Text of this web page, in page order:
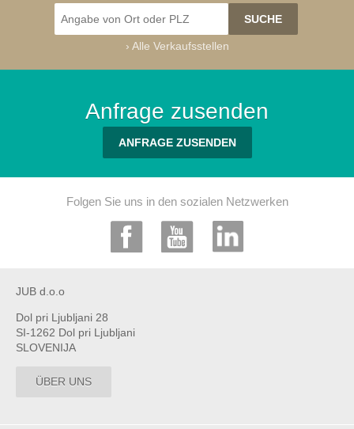
› Alle Verkaufsstellen
Anfrage zusenden
ANFRAGE ZUSENDEN
Folgen Sie uns in den sozialen Netzwerken
JUB d.o.o
Dol pri Ljubljani 28
SI-1262 Dol pri Ljubljani
SLOVENIJA
ÜBER UNS